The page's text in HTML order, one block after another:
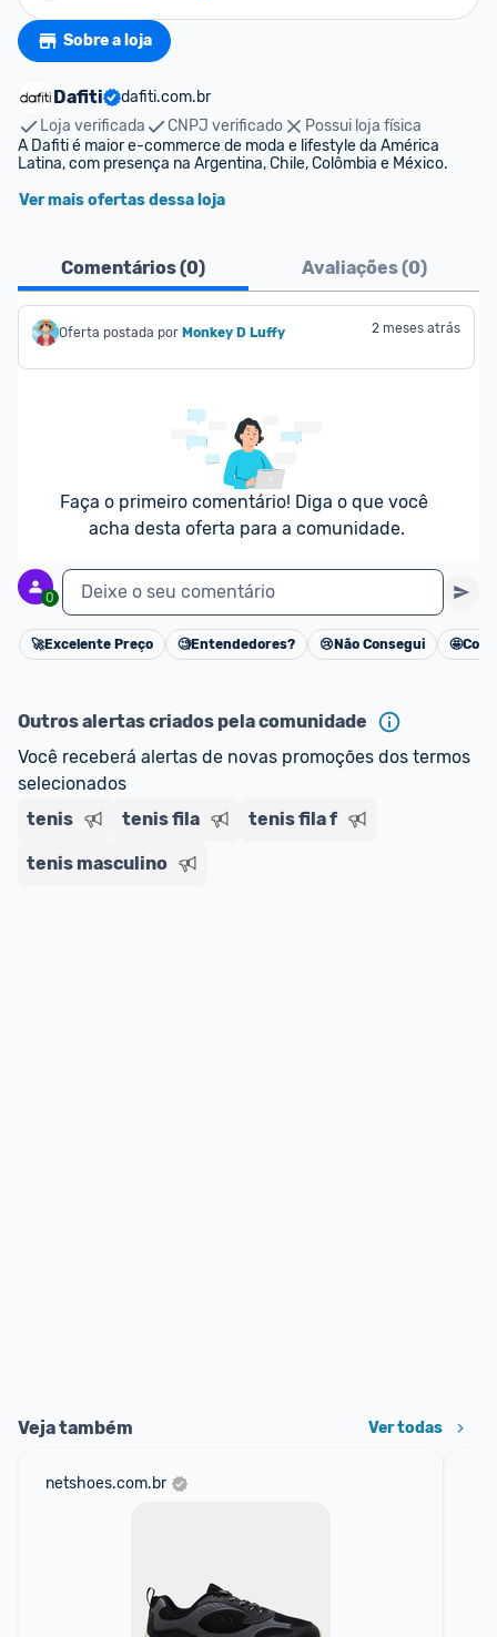
Sobre a loja
Dafiti
dafiti.com.br
Loja verificada
CNPJ verificado
Possui loja física
A Dafiti é maior e-commerce de moda e lifestyle da América
Latina, com presença na Argentina, Chile, Colômbia e México.
Ver mais ofertas dessa loja
Comentários (0) Avaliações (0)
Oferta postada por Monkey D Luffy 2 meses atrás
Faça o primeiro comentário! Diga o que você
acha desta oferta para a comunidade.
0 Deixe o seu comentário
Cancelar
🚀Excelente Preço 🧐Entendedores? 😢 Não Consegui 🤩
Outros alertas criados pela comunidade
Você receberá alertas de novas promoções dos termos
selecionados
tenis
tenis fila tenis fila f
tenis masculino
Veja também Ver todas
netshoes.com.br